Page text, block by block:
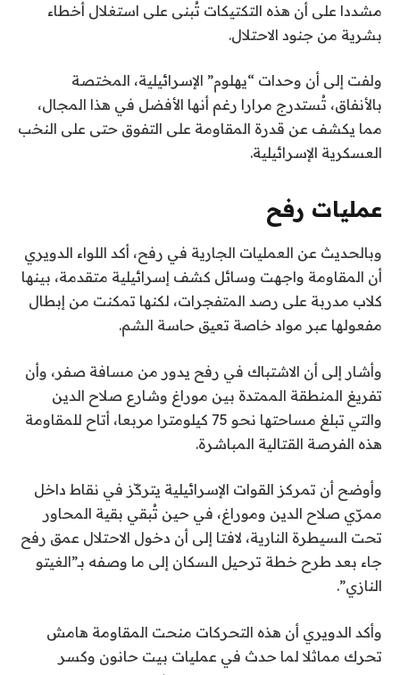
مشددا على أن هذه التكتيكات تُبنى على استغلال أخطاء
بشرية من جنود الاحتلال.
ولفت إلى أن وحدات “يهلوم” الإسرائيلية، المختصة
بالأنفاق، تُستدرج مرارا رغم أنها الأفضل في هذا المجال،
مما يكشف عن قدرة المقاومة على التفوق حتى على النخب
العسكرية الإسرائيلية.
عمليات رفح
وبالحديث عن العمليات الجارية في رفح، أكد اللواء الدويري
أن المقاومة واجهت وسائل كشف إسرائيلية متقدمة، بينها
كلاب مدربة على رصد المتفجرات، لكنها تمكنت من إبطال
مفعولها عبر مواد خاصة تعيق حاسة الشم.
وأشار إلى أن الاشتباك في رفح يدور من مسافة صفر، وأن
تفريغ المنطقة الممتدة بين موراغ وشارع صلاح الدين
والتي تبلغ مساحتها نحو 75 كيلومترا مربعا، أتاح للمقاومة
هذه الفرصة القتالية المباشرة.
وأوضح أن تمركز القوات الإسرائيلية يتركّز في نقاط داخل
ممرّي صلاح الدين وموراغ، في حين تُبقي بقية المحاور
تحت السيطرة النارية، لافتا إلى أن دخول الاحتلال عمق رفح
جاء بعد طرح خطة ترحيل السكان إلى ما وصفه بـ”الغيتو
النازي”.
وأكد الدويري أن هذه التحركات منحت المقاومة هامش
تحرك مماثلا لما حدث في عمليات بيت حانون وكسر